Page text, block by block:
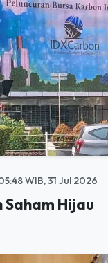
WIB, 31 Jul 2026
Saham Hijau